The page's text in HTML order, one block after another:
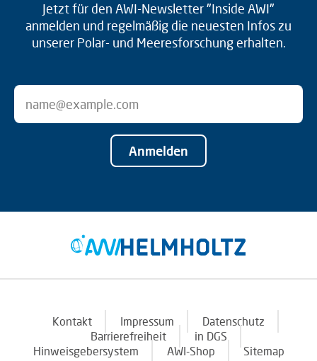
Jetzt für den AWI-Newsletter "Inside AWI"
anmelden und regelmäßig die neuesten Infos zu
unserer Polar- und Meeresforschung erhalten.
Anmelden
Kontakt Impressum
Datenschutz
Barrierefreiheit
in DGS
Hinweisgebersystem
AWI-Shop
Sitemap